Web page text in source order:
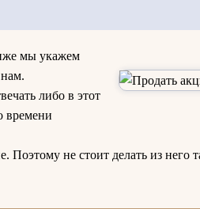
мы укажем
либо в этот
времени
не стоит делать из него